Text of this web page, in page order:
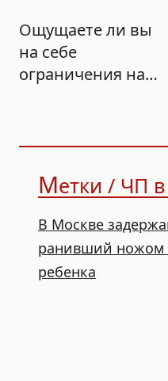
Ощущаете ли вы
на себе
ограничения на
Метки / ЧП
В Москве
ранивший ножом
ребенка